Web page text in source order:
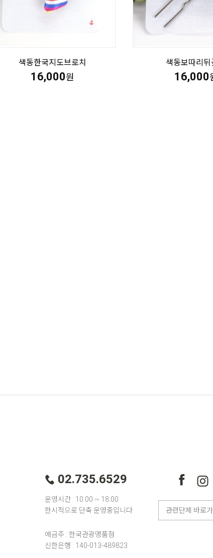
색동한국지도브로치
16,000원
색동보따리뒤
16,000
02.735.6529
운영시간 : 10:00 ~ 18:00
한시적으로 단축 운영중입니다
예금주 : 한국관광명품점
신한은행 : 140-013-489823